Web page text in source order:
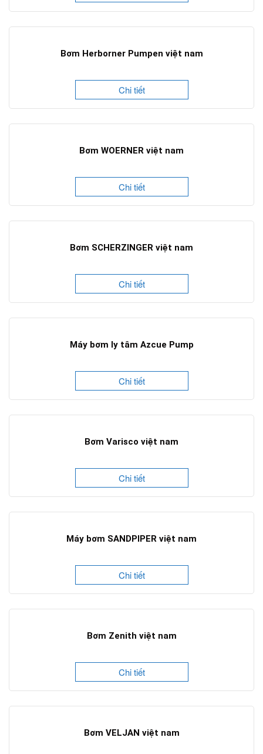
Bơm Herborner Pumpen việt nam
Chi tiết
Bơm WOERNER việt nam
Chi tiết
Bơm SCHERZINGER việt nam
Chi tiết
Máy bơm ly tâm Azcue Pump
Chi tiết
Bơm Varisco việt nam
Chi tiết
Máy bơm SANDPIPER việt nam
Chi tiết
Bơm Zenith việt nam
Chi tiết
Bơm VELJAN việt nam